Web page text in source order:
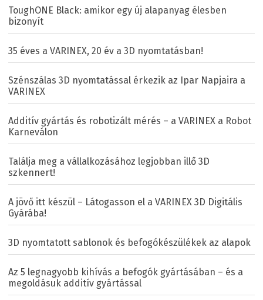
ToughONE Black: amikor egy új alapanyag élesben
bizonyít
35 éves a VARINEX, 20 év a 3D nyomtatásban!
Szénszálas 3D nyomtatással érkezik az Ipar Napjaira a
VARINEX
Additív gyártás és robotizált mérés – a VARINEX a Robot
Karneválon
Találja meg a vállalkozásához legjobban illő 3D
szkennert!
A jövő itt készül – Látogasson el a VARINEX 3D Digitális
Gyárába!
3D nyomtatott sablonok és befogókészülékek az alapok
Az 5 legnagyobb kihívás a befogók gyártásában – és a
megoldásuk additív gyártással